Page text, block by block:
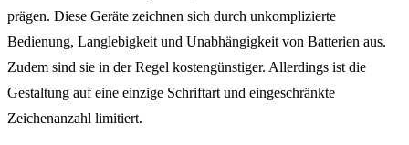
prägen. Diese Geräte zeichnen sich durch unkomplizierte
Bedienung, Langlebigkeit und Unabhängigkeit von Batterien aus.
Zudem sind sie in der Regel kostengünstiger. Allerdings ist die
Gestaltung auf eine einzige Schriftart und eingeschränkte
Zeichenanzahl limitiert.